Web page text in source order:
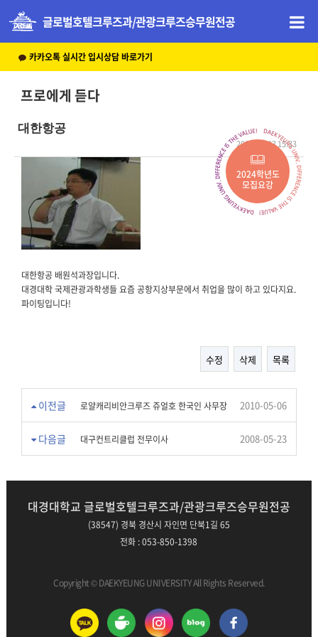
2024학년도
모집요강
글로벌호텔크루즈과/관광크루즈승무원전공
카카오톡 실시간 입시상담 바로가기
프로에게 듣다
대한항공
2008-07-03 15:33
대한항공 배원석과장입니다.
대경대학 국제관광과학생들 요즘 공항지상부문에서 취업을 많이 하고 있다지요.
파이팅입니다!
수정 삭제 목록
이전글 로얄캐리비안크루즈 쥬얼호 한국인 사무장 2010-05-06
다음글 대구컨트리클럽 전무이사 2008-05-23
대경대학교 글로벌호텔크루즈과/관광크루즈승무원전공
(38547) 경북 경산시 자인면 단북1길 65
전화 : 053-850-1398
Copyright © DAEKYEUNG UNIVERSITY All Rights Reserved.